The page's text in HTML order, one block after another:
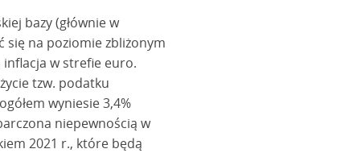
bazy (głównie w
się na poziomie zbliżonym
inflacja w strefie euro.
tzw. podatku
wyniesie 3,4%
niepewnością w
2021 r., które będą